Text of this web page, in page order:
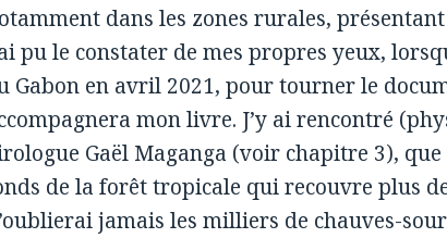
dans les zones rurales,
pu le constater de mes propres yeux,
Gabon en avril 2021, pour tourner le
mon livre. J’y ai rencontré
Gaël Maganga (voir chapitre 3),
de la forêt tropicale qui recouvre plus
jamais les milliers de chauves-